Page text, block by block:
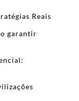
Reais
garantir